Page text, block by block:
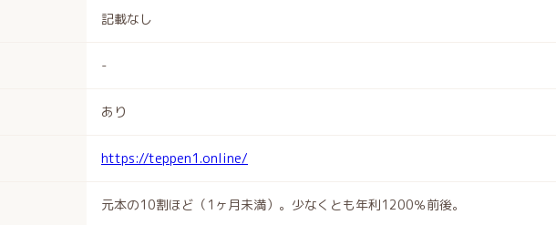
記載なし
-
あり
https://teppen1.online/
元本の10割ほど（1ヶ月未満）。少なくとも年利1200％前後。